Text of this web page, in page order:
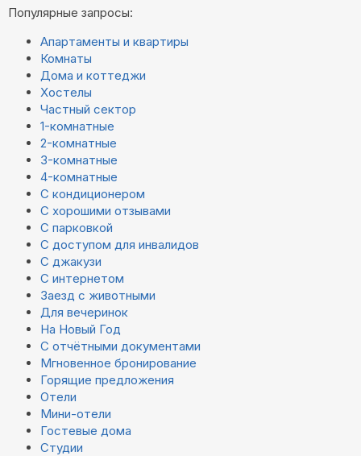
Популярные запросы:
Апартаменты и квартиры
Комнаты
Дома и коттеджи
Хостелы
Частный сектор
1-комнатные
2-комнатные
3-комнатные
4-комнатные
С кондиционером
С хорошими отзывами
С парковкой
С доступом для инвалидов
С джакузи
С интернетом
Заезд с животными
Для вечеринок
На Новый Год
С отчётными документами
Мгновенное бронирование
Горящие предложения
Отели
Мини-отели
Гостевые дома
Студии